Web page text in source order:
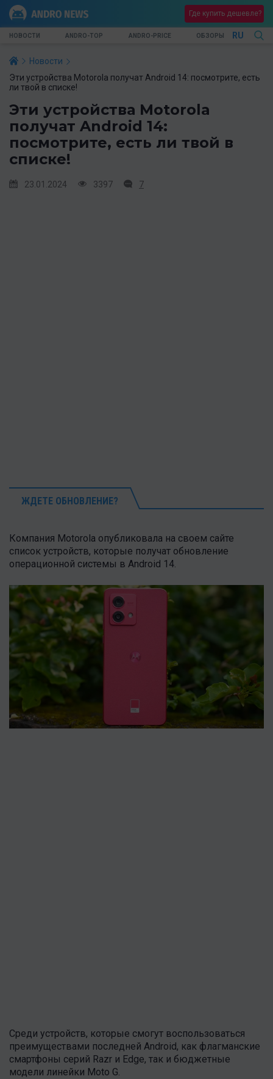
Где купить дешевле?
НОВОСТИ ANDRO-TOP ANDRO-PRICE ОБЗОРЫ RU
Новости
Эти устройства Motorola получат Android 14: посмотрите, есть
ли твой в списке!
Эти устройства Motorola
получат Android 14:
посмотрите, есть ли твой в
списке!
23.01.2024 3397 7
ЖДЕТЕ ОБНОВЛЕНИЕ?
Компания Motorola опубликовала на своем сайте
список устройств, которые получат обновление
операционной системы в Android 14.
Среди устройств, которые смогут воспользоваться
преимуществами последней Android, как флагманские
смартфоны серий Razr и Edge, так и бюджетные
модели линейки Moto G.